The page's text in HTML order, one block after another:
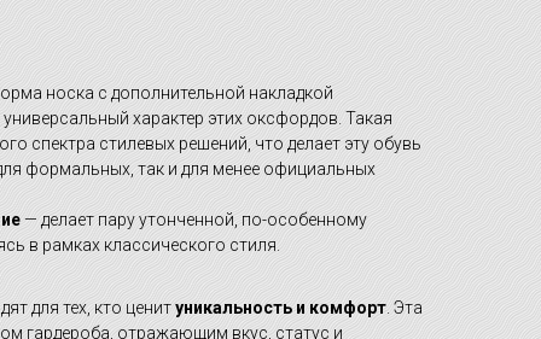
носка с дополнительной накладкой
характер этих оксфордов. Такая
спектра стилевых решений, что делает эту обувь
формальных, так и для менее официальных
— делает пару утонченной, по-особенному
в рамках классического стиля.
для тех, кто ценитуникальность и комфорт. Эта
гардероба, отражающим вкус, статус и